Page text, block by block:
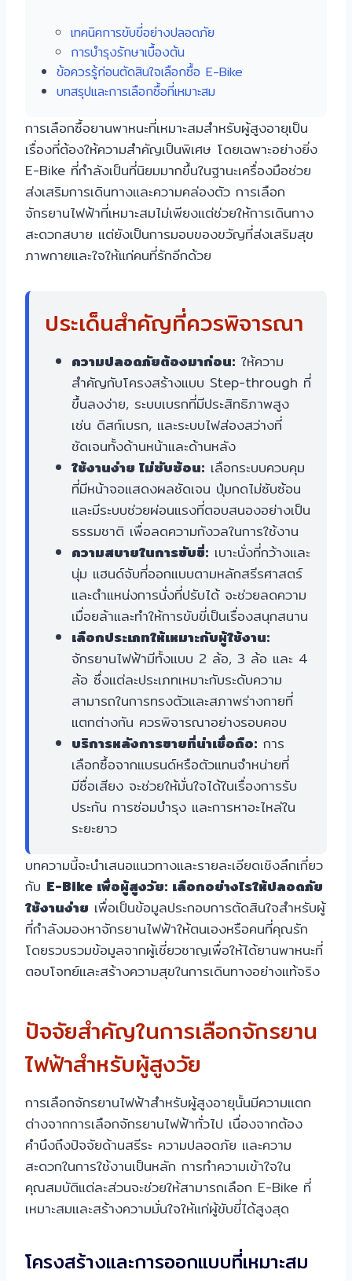
เทคนิคการขับขี่อย่างปลอดภัย
การบำรุงรักษาเบื้องต้น
ข้อควรรู้ก่อนตัดสินใจเลือกซื้อ E-Bike
บทสรุปและการเลือกซื้อที่เหมาะสม
การเลือกซื้อยานพาหนะที่เหมาะสมสำหรับผู้สูงอายุเป็น
เรื่องที่ต้องให้ความสำคัญเป็นพิเศษ โดยเฉพาะอย่างยิ่ง
E-Bike ที่กำลังเป็นที่นิยมมากขึ้นในฐานะเครื่องมือช่วย
ส่งเสริมการเดินทางและความคล่องตัว การเลือก
จักรยานไฟฟ้าที่เหมาะสมไม่เพียงแต่ช่วยให้การเดินทาง
สะดวกสบาย แต่ยังเป็นการมอบของขวัญที่ส่งเสริมสุข
ภาพกายและใจให้แก่คนที่รักอีกด้วย
ประเด็นสำคัญที่ควรพิจารณา
ความปลอดภัยต้องมาก่อน: ให้ความ
สำคัญกับโครงสร้างแบบ Step-through ที่
ขึ้นลงง่าย, ระบบเบรกที่มีประสิทธิภาพสูง
เช่น ดิสก์เบรก, และระบบไฟส่องสว่างที่
ชัดเจนทั้งด้านหน้าและด้านหลัง
ใช้งานง่าย ไม่ซับซ้อน: เลือกระบบควบคุม
ที่มีหน้าจอแสดงผลชัดเจน ปุ่มกดไม่ซับซ้อน
และมีระบบช่วยผ่อนแรงที่ตอบสนองอย่างเป็น
ธรรมชาติ เพื่อลดความกังวลในการใช้งาน
ความสบายในการขับขี่: เบาะนั่งที่กว้างและ
นุ่ม แฮนด์จับที่ออกแบบตามหลักสรีรศาสตร์
และตำแหน่งการนั่งที่ปรับได้ จะช่วยลดความ
เมื่อยล้าและทำให้การขับขี่เป็นเรื่องสนุกสนาน
เลือกประเภทให้เหมาะกับผู้ใช้งาน:
จักรยานไฟฟ้ามีทั้งแบบ 2 ล้อ, 3 ล้อ และ 4
ล้อ ซึ่งแต่ละประเภทเหมาะกับระดับความ
สามารถในการทรงตัวและสภาพร่างกายที่
แตกต่างกัน ควรพิจารณาอย่างรอบคอบ
บริการหลังการขายที่น่าเชื่อถือ: การ
เลือกซื้อจากแบรนด์หรือตัวแทนจำหน่ายที่
มีชื่อเสียง จะช่วยให้มั่นใจได้ในเรื่องการรับ
ประกัน การซ่อมบำรุง และการหาอะไหล่ใน
ระยะยาว
บทความนี้จะนำเสนอแนวทางและรายละเอียดเชิงลึกเกี่ยว
กับ E-Bike เพื่อผู้สูงวัย: เลือกอย่างไรให้ปลอดภัย
ใช้งานง่าย เพื่อเป็นข้อมูลประกอบการตัดสินใจสำหรับผู้
ที่กำลังมองหาจักรยานไฟฟ้าให้ตนเองหรือคนที่คุณรัก
โดยรวบรวมข้อมูลจากผู้เชี่ยวชาญเพื่อให้ได้ยานพาหนะที่
ตอบโจทย์และสร้างความสุขในการเดินทางอย่างแท้จริง
ปัจจัยสำคัญในการเลือกจักรยาน
ไฟฟ้าสำหรับผู้สูงวัย
การเลือกจักรยานไฟฟ้าสำหรับผู้สูงอายุนั้นมีความแตก
ต่างจากการเลือกจักรยานไฟฟ้าทั่วไป เนื่องจากต้อง
คำนึงถึงปัจจัยด้านสรีระ ความปลอดภัย และความ
สะดวกในการใช้งานเป็นหลัก การทำความเข้าใจใน
คุณสมบัติแต่ละส่วนจะช่วยให้สามารถเลือก E-Bike ที่
เหมาะสมและสร้างความมั่นใจให้แก่ผู้ขับขี่ได้สูงสุด
โครงสร้างและการออกแบบที่เหมาะสม